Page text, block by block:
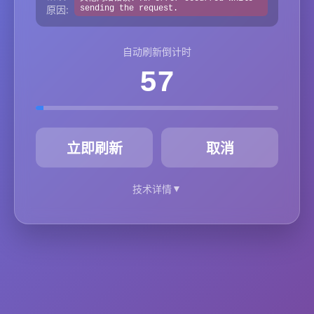
原因:
sending the request.
自动刷新倒计时
57
立即刷新 取消
技术详情▼